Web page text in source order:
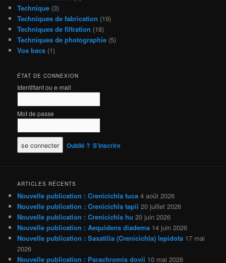
Technique (3)
Techniques de fabrication (19)
Techniques de filtration (18)
Techniques de photographie (5)
Vos bacs (1)
ÉTAT DE CONNEXION
Identifiant ou e-mail
Mot de passe
Oublié ? S’inscrire
ARTICLES RÉCENTS
Nouvelle publication : Crenicichla tuca 4 août 2026
Nouvelle publication : Crenicichla tapii 20 juillet 2026
Nouvelle publication : Crenicichla hu 20 juin 2026
Nouvelle publication : Aequidens diadema 14 juin 2026
Nouvelle publication : Saxatilia (Crenicichla) lepidota 17 mai
2026
Nouvelle publication : Parachromis dovii 10 mai 2026